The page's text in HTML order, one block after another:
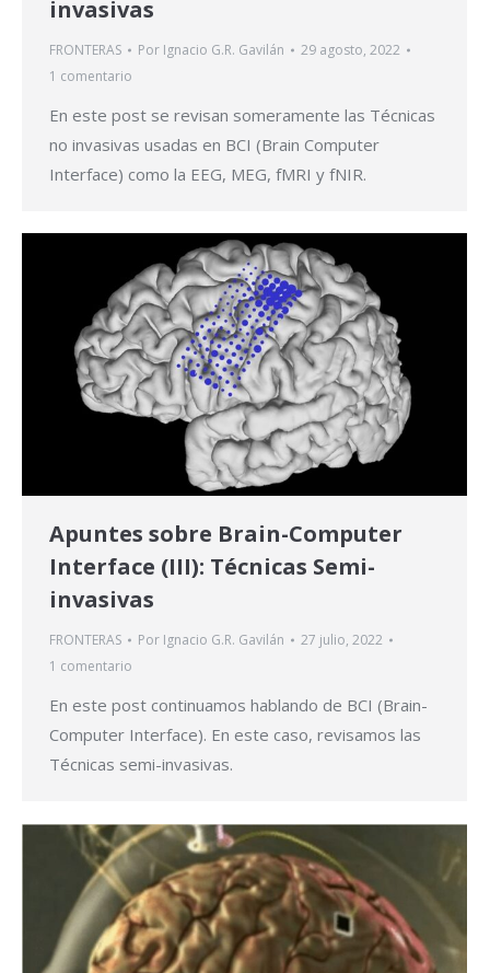
invasivas
FRONTERAS Por Ignacio G.R. Gavilán
29 agosto, 2022
1 comentario
En este post se revisan someramente las Técnicas
no invasivas usadas en BCI (Brain Computer
Interface) como la EEG, MEG, fMRI y fNIR.
Apuntes sobre Brain-Computer
Interface (III): Técnicas Semi-
invasivas
FRONTERAS Por Ignacio G.R. Gavilán
27 julio, 2022
1 comentario
En este post continuamos hablando de BCI (Brain-
Computer Interface). En este caso, revisamos las
Técnicas semi-invasivas.